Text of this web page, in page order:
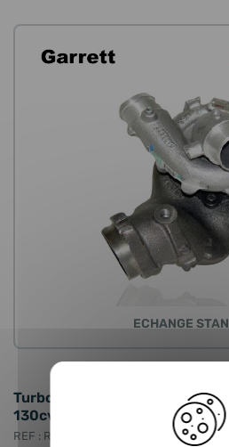
ECHANGE
Turbo échange standard
130cv, 2.2 JTD 128cv
REF : RCD-707240-0003